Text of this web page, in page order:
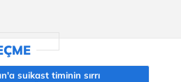
suikast timinin sırrı